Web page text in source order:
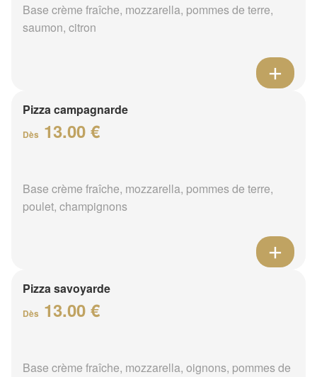
Base crème fraîche, mozzarella, pommes de terre,
saumon, citron
Pizza campagnarde
Dès 13.00 €
Base crème fraîche, mozzarella, pommes de terre,
poulet, champignons
Pizza savoyarde
Dès 13.00 €
Base crème fraîche, mozzarella, oignons, pommes de